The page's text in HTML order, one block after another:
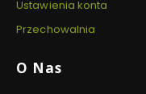
Ustawienia konta
Przechowalnia
O Nas